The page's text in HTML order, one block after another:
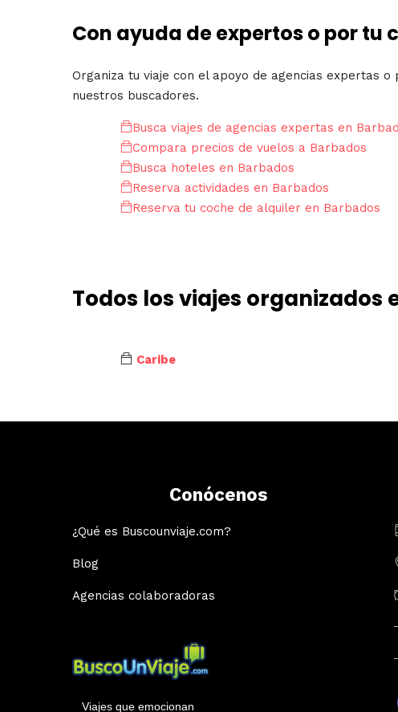
Con ayuda de expertos o por tu
Organiza tu viaje con el apoyo de agencias expertas o
nuestros buscadores.
Busca viajes de agencias expertas en
Compara precios de vuelos a Barbados
Busca hoteles en Barbados
Reserva actividades en Barbados
Reserva tu coche de alquiler en Barbados
Todos los viajes organizados
Caribe
Conócenos
¿Qué es Buscounviaje.com?
Blog
Agencias colaboradoras
Viajes que emocionan